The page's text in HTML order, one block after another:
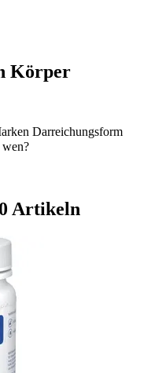
Körper
Darreichungsform
Artikeln